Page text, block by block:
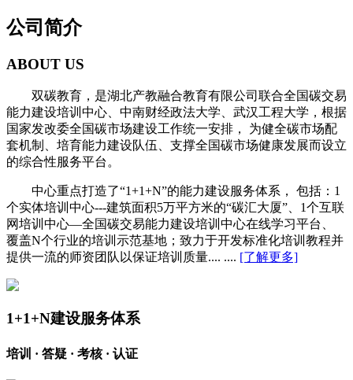
公司简介
ABOUT US
双碳教育，是湖北产教融合教育有限公司联合全国碳交易
能力建设培训中心、中南财经政法大学、武汉工程大学，根据
国家发改委全国碳市场建设工作统一安排， 为健全碳市场配
套机制、培育能力建设队伍、支撑全国碳市场健康发展而设立
的综合性服务平台。
中心重点打造了“1+1+N”的能力建设服务体系， 包括：1
个实体培训中心---建筑面积5万平方米的“碳汇大厦”、1个互联
网培训中心—全国碳交易能力建设培训中心在线学习平台、
覆盖N个行业的培训示范基地；致力于开发标准化培训教程并
提供一流的师资团队以保证培训质量.... .... [了解更多]
1+1+N建设服务体系
培训 · 答疑 · 考核 · 认证